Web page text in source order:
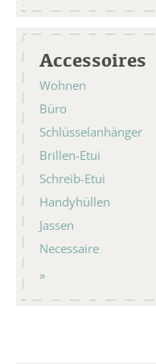
Accessoires
Wohnen
Büro
Schlüsselanhänger
Brillen-Etui
Schreib-Etui
Handyhüllen
Jassen
Necessaire